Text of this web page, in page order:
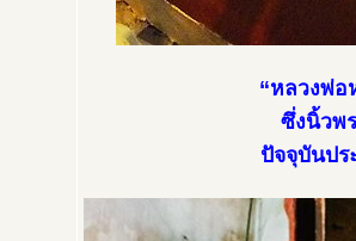
“หลวงพ่อ
ซึ่งนิ้วพ
ปัจจุบันปร